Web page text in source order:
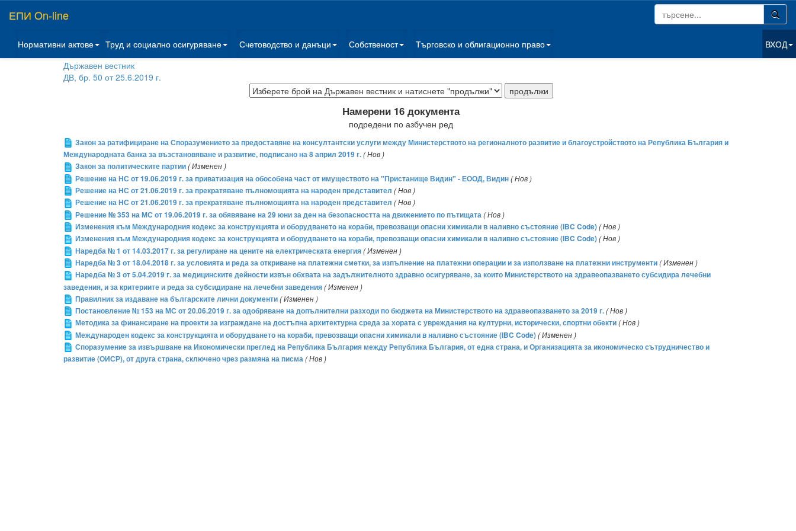
ЕПИ On-line
Нормативни актове Труд и социално осигуряване Счетоводство и данъци Собственост Търговско и облигационно право
ВХОД
Държавен вестник
ДВ, бр. 50 от 25.6.2019 г.
Намерени 16 документа
подредени по азбучен ред
Закон за ратифициране на Споразумението за предоставяне на консултантски услуги между Министерството на регионалното развитие и благоустройството на Република България и
Международната банка за възстановяване и развитие, подписано на 8 април 2019 г.( Нов )
Закон за политическите партии( Изменен )
Решение на НС от 19.06.2019 г. за приватизация на обособена част от имуществото на "Пристанище Видин" - ЕООД, Видин( Нов )
Решение на НС от 21.06.2019 г. за прекратяване пълномощията на народен представител ( Нов )
Решение на НС от 21.06.2019 г. за прекратяване пълномощията на народен представител ( Нов )
Решение № 353 на МС от 19.06.2019 г. за обявяване на 29 юни за ден на безопасността на движението по пътищата( Нов )
Изменения към Международния кодекс за конструкциятa и оборудванетo на кораби, превозващи опасни химикали в наливно състояние (IBC Code)( Нов )
Изменения към Международния кодекс за конструкциятa и оборудванетo на кораби, превозващи опасни химикали в наливно състояние (IBC Code)( Нов )
Наредба № 1 от 14.03.2017 г. за регулиране на цените на електрическата енергия( Изменен )
Наредба № 3 от 18.04.2018 г. за условията и реда за откриване на платежни сметки, за изпълнение на платежни операции и за използване на платежни инструменти( Изменен )
Наредба № 3 от 5.04.2019 г. за медицинските дейности извън обхвата на задължителното здравно осигуряване, за които Министерството на здравеопазването субсидира лечебни
заведения, и за критериите и реда за субсидиране на лечебни заведения( Изменен )
Правилник за издаване на българските лични документи( Изменен )
Постановление № 153 на МС от 20.06.2019 г. за одобряване на допълнителни разходи по бюджета на Министерството на здравеопазването за 2019 г.( Нов )
Методика за финансиране на проекти за изграждане на достъпна архитектурна среда за хората с увреждания на културни, исторически, спортни обекти( Нов )
Международен кодекс за конструкцията и оборудването на кораби, превозващи опасни химикали в наливно състояние (IBC Code)( Изменен )
Споразумение за извършване на Икономически преглед на Република България между Република България, от една страна, и Организацията за икономическо сътрудничество и
развитие (ОИСР), от друга страна, сключено чрез размяна на писма( Нов )